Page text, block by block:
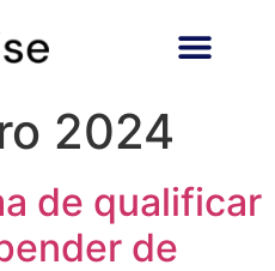
2024
de qualificar
de